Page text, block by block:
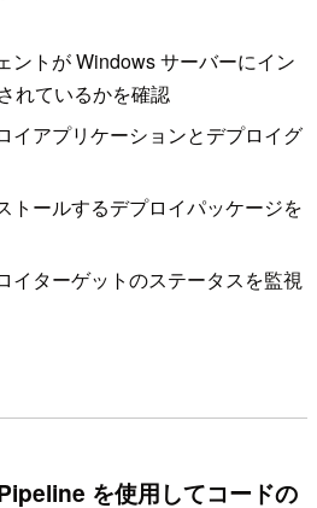
ントが Windows サーバーにイン
れているかを確認
イアプリケーションとデプロイグ
トールするデプロイパッケージを
イターゲットのステータスを監視
を使用してコードの